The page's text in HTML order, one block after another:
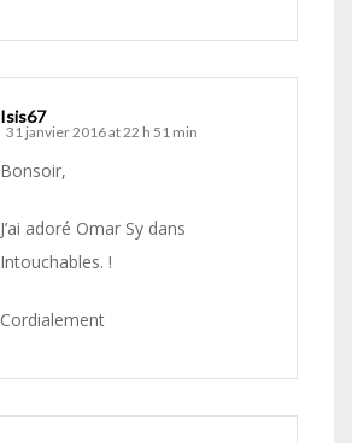
Isis67
31 janvier 2016 at 22 h 51 min
Bonsoir,
J’ai adoré Omar Sy dans
Intouchables. !
Cordialement